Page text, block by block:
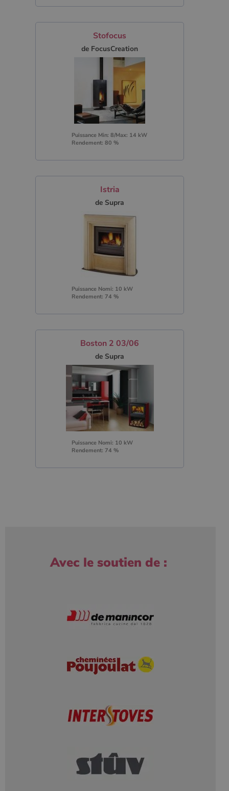
Stofocus
de FocusCreation
Puissance Min: 8/Max: 14 kW
Rendement: 80 %
Istria
de Supra
Puissance Nomi: 10 kW
Rendement: 74 %
Boston 2 03/06
de Supra
Puissance Nomi: 10 kW
Rendement: 74 %
Avec le soutien de :